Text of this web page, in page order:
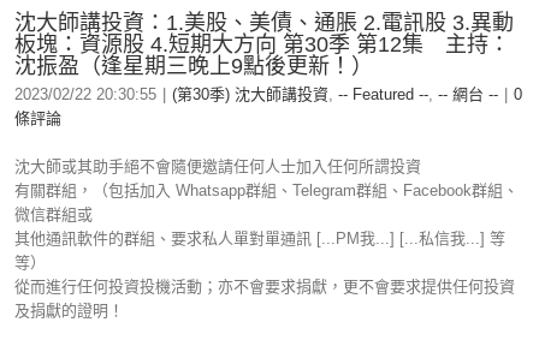
沈大師講投資：1.美股、美債、通脹 2.電訊股 3.異動
板塊：資源股 4.短期大方向 第30季 第12集 主持：
沈振盈（逢星期三晚上9點後更新！）
2023/02/22 20:30:55 (第30季) 沈大師講投資, -- Featured --, -- 網台 --
0
條評論
沈大師或其助手絕不會隨便邀請任何人士加入任何所謂投資
有關群組，（包括加入 Whatsapp群組、Telegram群組、Facebook群組、
微信群組或
其他通訊軟件的群組、要求私人單對單通訊 [...PM我...] [...私信我...] 等
等）
從而進行任何投資投機活動；亦不會要求捐獻，更不會要求提供任何投資
及捐獻的證明！